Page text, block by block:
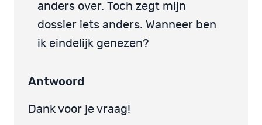
anders over. Toch zegt mijn
dossier iets anders. Wanneer ben
ik eindelijk genezen?
Antwoord
Dank voor je vraag!